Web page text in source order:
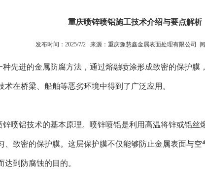
重庆喷锌喷铝施工技术介绍与要点解析
发布时间：2025/7/2 来源： 重庆豫慧鑫金属表面处理有限公司
种先进的金属防腐方法，通过熔融喷涂形成致密的保护膜
术在桥梁、船舶等恶劣环境中得到了广泛应用。
铝技术的基本原理。喷锌喷铝是利用高温将锌或铝丝
、致密的保护膜。这层保护膜不仅能够防止金属表面与
达到防腐蚀的目的。